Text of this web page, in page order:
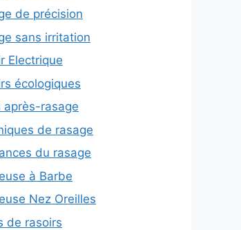
de précision
sans irritation
Electrique
écologiques
après-rasage
de rasage
du rasage
à Barbe
Nez Oreilles
de rasoirs